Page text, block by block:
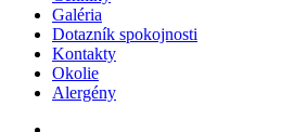
Galéria
Dotazník spokojnosti
Kontakty
Okolie
Alergény